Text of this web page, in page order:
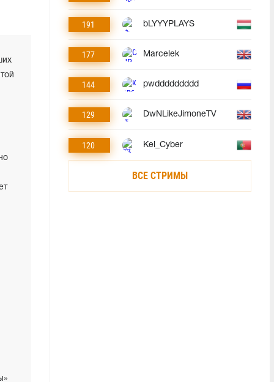
191 bLYYYPLAYS
177 Marcelek
144 pwddddddddd
129 DwNLikeJimoneTV
120 Kel_Cyber
ВСЕ СТРИМЫ